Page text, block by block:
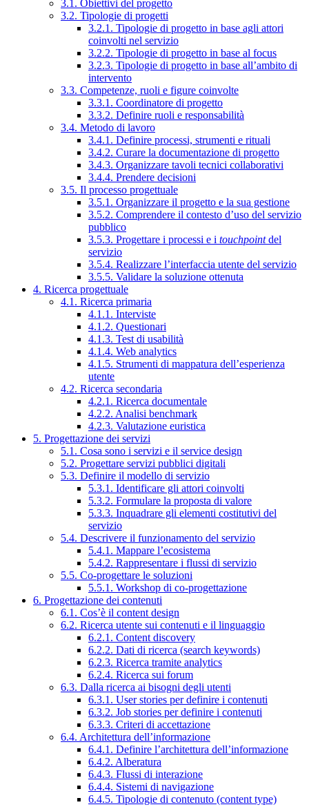
3.1. Obiettivi del progetto
3.2. Tipologie di progetti
3.2.1. Tipologie di progetto in base agli attori
coinvolti nel servizio
3.2.2. Tipologie di progetto in base al focus
3.2.3. Tipologie di progetto in base all’ambito di
intervento
3.3. Competenze, ruoli e figure coinvolte
3.3.1. Coordinatore di progetto
3.3.2. Definire ruoli e responsabilità
3.4. Metodo di lavoro
3.4.1. Definire processi, strumenti e rituali
3.4.2. Curare la documentazione di progetto
3.4.3. Organizzare tavoli tecnici collaborativi
3.4.4. Prendere decisioni
3.5. Il processo progettuale
3.5.1. Organizzare il progetto e la sua gestione
3.5.2. Comprendere il contesto d’uso del servizio
pubblico
3.5.3. Progettare i processi e i touchpointdel
servizio
3.5.4. Realizzare l’interfaccia utente del servizio
3.5.5. Validare la soluzione ottenuta
4. Ricerca progettuale
4.1. Ricerca primaria
4.1.1. Interviste
4.1.2. Questionari
4.1.3. Test di usabilità
4.1.4. Web analytics
4.1.5. Strumenti di mappatura dell’esperienza
utente
4.2. Ricerca secondaria
4.2.1. Ricerca documentale
4.2.2. Analisi benchmark
4.2.3. Valutazione euristica
5. Progettazione dei servizi
5.1. Cosa sono i servizi e il service design
5.2. Progettare servizi pubblici digitali
5.3. Definire il modello di servizio
5.3.1. Identificare gli attori coinvolti
5.3.2. Formulare la proposta di valore
5.3.3. Inquadrare gli elementi costitutivi del
servizio
5.4. Descrivere il funzionamento del servizio
5.4.1. Mappare l’ecosistema
5.4.2. Rappresentare i flussi di servizio
5.5. Co-progettare le soluzioni
5.5.1. Workshop di co-progettazione
6. Progettazione dei contenuti
6.1. Cos’è il content design
6.2. Ricerca utente sui contenuti e il linguaggio
6.2.1. Content discovery
6.2.2. Dati di ricerca (search keywords)
6.2.3. Ricerca tramite analytics
6.2.4. Ricerca sui forum
6.3. Dalla ricerca ai bisogni degli utenti
6.3.1. User stories per definire i contenuti
6.3.2. Job stories per definire i contenuti
6.3.3. Criteri di accettazione
6.4. Architettura dell’informazione
6.4.1. Definire l’architettura dell’informazione
6.4.2. Alberatura
6.4.3. Flussi di interazione
6.4.4. Sistemi di navigazione
6.4.5. Tipologie di contenuto (content type)